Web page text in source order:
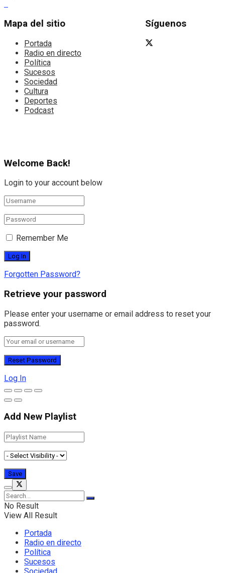
Mapa del sitio
Portada
Radio en directo
Política
Sucesos
Sociedad
Cultura
Deportes
Podcast
Síguenos
Welcome Back!
Login to your account below
Remember Me
Forgotten Password?
Retrieve your password
Please enter your username or email address to reset your
password.
Log In
Add New Playlist
No Result
View All Result
Portada
Radio en directo
Política
Sucesos
Sociedad